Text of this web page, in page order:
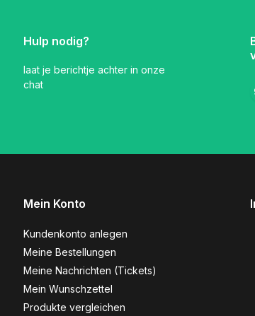
Hulp nodig?
laat je berichtje achter in onze
chat
Mein Konto
Kundenkonto anlegen
Meine Bestellungen
Meine Nachrichten (Tickets)
Mein Wunschzettel
Produkte vergleichen